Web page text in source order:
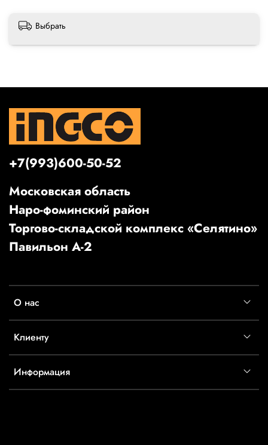
Выбрать
О нас
Клиенту
Информация
+7(993)600-50-52
Московская область
Наро-фоминский район
Торгово-складской комплекс «Селятино»
Павильон А-2